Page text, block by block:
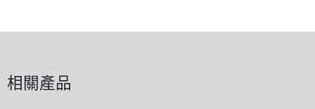
相關產品